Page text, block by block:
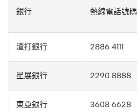
銀行 熱線電話號碼
渣打銀行 2886 4111
星展銀行 2290 8888
東亞銀行 3608 6628